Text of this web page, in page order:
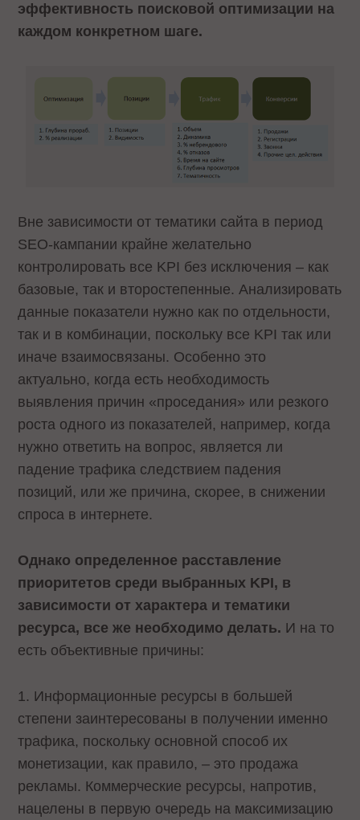
эффективность поисковой оптимизации на
каждом конкретном шаге.
Вне зависимости от тематики сайта в период
SEO-кампании крайне желательно
контролировать все KPI без исключения – как
базовые, так и второстепенные. Анализировать
данные показатели нужно как по отдельности,
так и в комбинации, поскольку все KPI так или
иначе взаимосвязаны. Особенно это
актуально, когда есть необходимость
выявления причин «проседания» или резкого
роста одного из показателей, например, когда
нужно ответить на вопрос, является ли
падение трафика следствием падения
позиций, или же причина, скорее, в снижении
спроса в интернете.
Однако определенное расставление
приоритетов среди выбранных KPI, в
зависимости от характера и тематики
ресурса, все же необходимо делать. И на то
есть объективные причины:
1. Информационные ресурсы в большей
степени заинтересованы в получении именно
трафика, поскольку основной способ их
монетизации, как правило, – это продажа
рекламы. Коммерческие ресурсы, напротив,
нацелены в первую очередь на максимизацию